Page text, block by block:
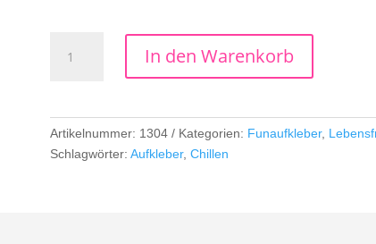
Menge
In den Warenkorb
Artikelnummer: 1304 Kategorien: Funaufkleber,
Schlagwörter:Aufkleber,Chillen